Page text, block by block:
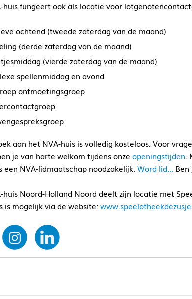
huis fungeert ook als locatie voor
ochtend (tweede zaterdag van de maand)
(derde zaterdag van de maand)
(vierde zaterdag van de maand)
spellenmiddag en avond
ontmoetingsgroep
aan het NVA-huis is volledig kosteloos. Voor
je van harte welkom tijdens onze openingstijden.
een NVA-lidmaatschap noodzakelijk. Word lid…
huis Noord-Holland Noord deelt zijn locatie met
is mogelijk via de website: